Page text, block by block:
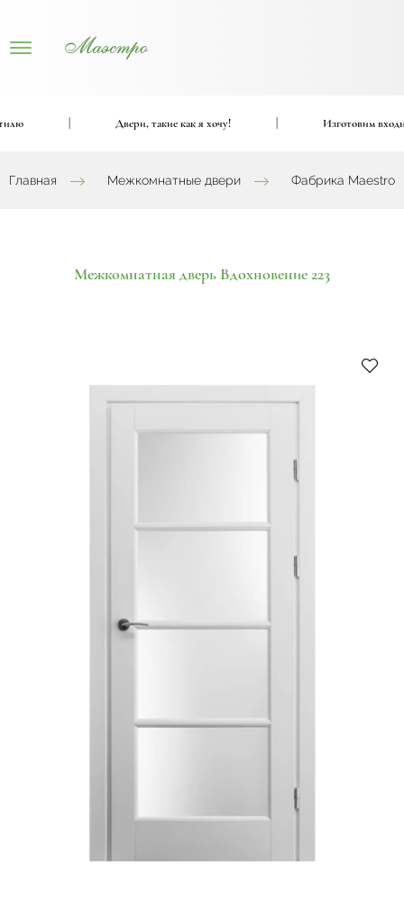
Двери, такие как я хочу! Изготовим
Главная Межкомнатные двери Фабрика Maestro
Межкомнатная дверь Вдохновение 223